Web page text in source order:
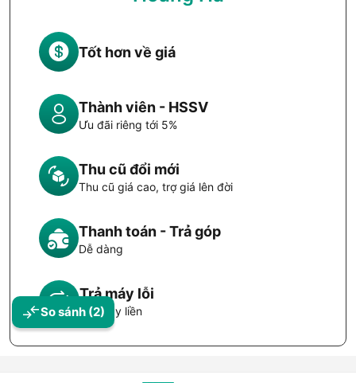
So sánh (2)
Tốt hơn về giá
Thành viên - HSSV
Ưu đãi riêng tới 5%
Thu cũ đổi mới
Thu cũ giá cao, trợ giá lên đời
Thanh toán - Trả góp
Dễ dàng
Trả máy lỗi
Đổi máy liền